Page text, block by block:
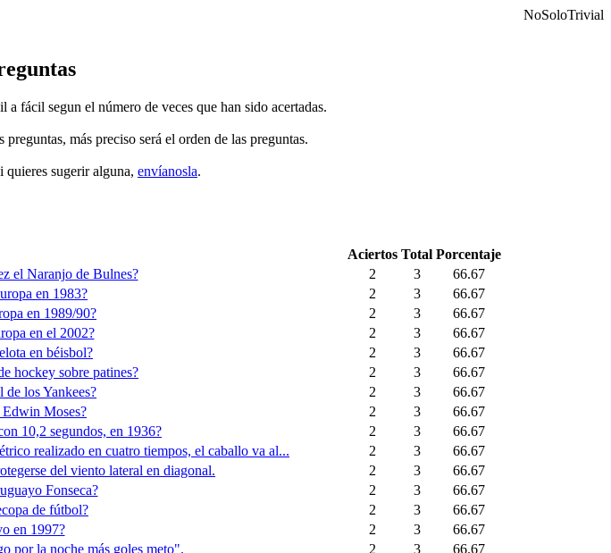
NoSoloTrivial
fácil segun el número de veces que han sido acertadas.
más preciso será el orden de las preguntas.
sugerir alguna, envíanosla.
Aciertos Total Porcentaje
el Naranjo de Bulnes? 2 3
66.67
en 1983? 2 3
66.67
en 1989/90? 2 3
66.67
en el 2002? 2 3
66.67
en béisbol? 2 3
66.67
hockey sobre patines? 2 3
66.67
de los Yankees? 2 3
66.67
Edwin Moses? 2 3
66.67
10,2 segundos, en 1936? 2 3
66.67
realizado en cuatro tiempos, el caballo va al... 2 3
66.67
del viento lateral en diagonal. 2 3
66.67
Fonseca? 2 3
66.67
de fútbol? 2 3
66.67
en 1997? 2 3
66.67
por la noche más goles meto". 2 3
66.67